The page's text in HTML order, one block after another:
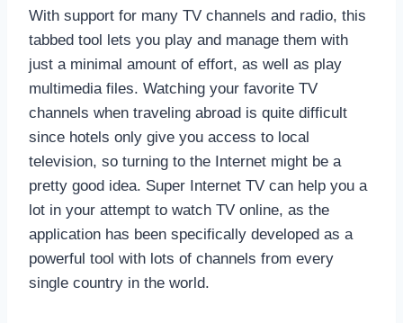
With support for many TV channels and radio, this
tabbed tool lets you play and manage them with
just a minimal amount of effort, as well as play
multimedia files. Watching your favorite TV
channels when traveling abroad is quite difficult
since hotels only give you access to local
television, so turning to the Internet might be a
pretty good idea. Super Internet TV can help you a
lot in your attempt to watch TV online, as the
application has been specifically developed as a
powerful tool with lots of channels from every
single country in the world.